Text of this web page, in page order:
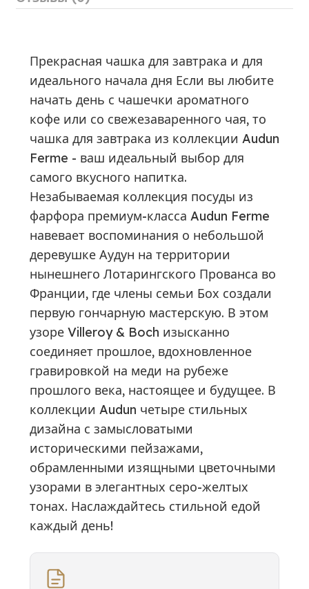
Прекрасная чашка для завтрака и для
идеального начала дня Если вы любите
начать день с чашечки ароматного
кофе или со свежезаваренного чая, то
чашка для завтрака из коллекции Audun
Ferme - ваш идеальный выбор для
самого вкусного напитка.
Незабываемая коллекция посуды из
фарфора премиум-класса Audun Ferme
навевает воспоминания о небольшой
деревушке Аудун на территории
нынешнего Лотарингского Прованса во
Франции, где члены семьи Бох создали
первую гончарную мастерскую. В этом
узоре Villeroy & Boch изысканно
соединяет прошлое, вдохновленное
гравировкой на меди на рубеже
прошлого века, настоящее и будущее. В
коллекции Audun четыре стильных
дизайна с замысловатыми
историческими пейзажами,
обрамленными изящными цветочными
узорами в элегантных серо-желтых
тонах. Наслаждайтесь стильной едой
каждый день!